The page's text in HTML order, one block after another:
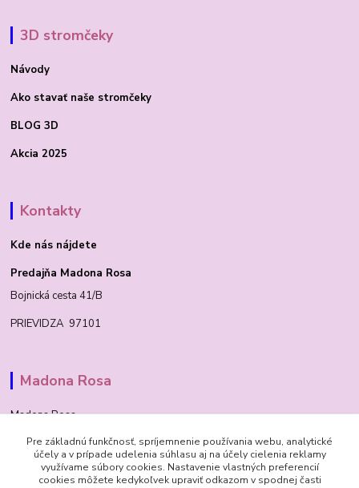
3D stromčeky
Návody
Ako stavať naše stromčeky
BLOG 3D
Akcia 2025
Kontakty
Kde nás nájdete
Predajňa Madona Rosa
Bojnická cesta 41/B
PRIEVIDZA 97101
Madona Rosa
Madona Rosa
Richard
+421 905 276 211
Pre základnú funkčnosť, spríjemnenie používania webu, analytické
účely a v prípade udelenia súhlasu aj na účely cielenia reklamy
využívame súbory cookies. Nastavenie vlastných preferencií
cookies môžete kedykoľvek upraviť odkazom v spodnej časti